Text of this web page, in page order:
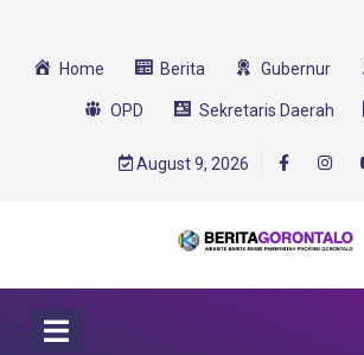
Home Berita Gubernur
OPD Sekretaris Daerah
August 9, 2026